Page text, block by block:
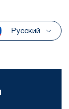
Русский